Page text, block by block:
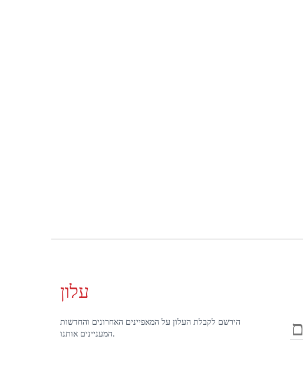
עלון
הירשם לקבלת העלון על המאפיינים האחרונים והחדשות
המעניינים אותנו.